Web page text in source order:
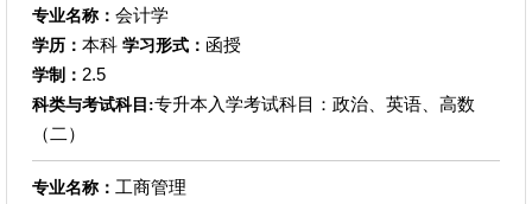
专业名称： 会计学
学历： 本科 学习形式： 函授
学制： 2.5
科类与考试科目:专升本入学考试科目：政治、英语、高数
（二）
专业名称： 工商管理